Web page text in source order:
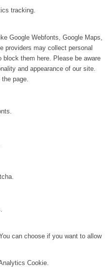
tracking.
Google Webfonts, Google Maps,
providers may collect personal
them here. Please be aware
and appearance of our site.
page.
can choose if you want to allow
Cookie.